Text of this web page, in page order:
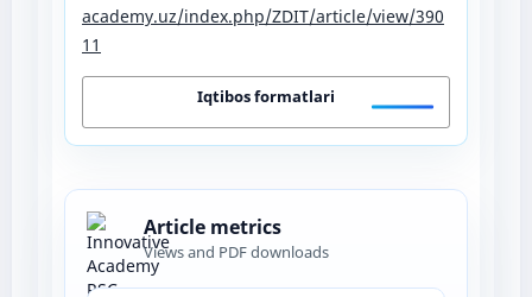
academy.uz/index.php/ZDIT/article/view/390
11
Iqtibos formatlari
Article metrics
Views and PDF downloads